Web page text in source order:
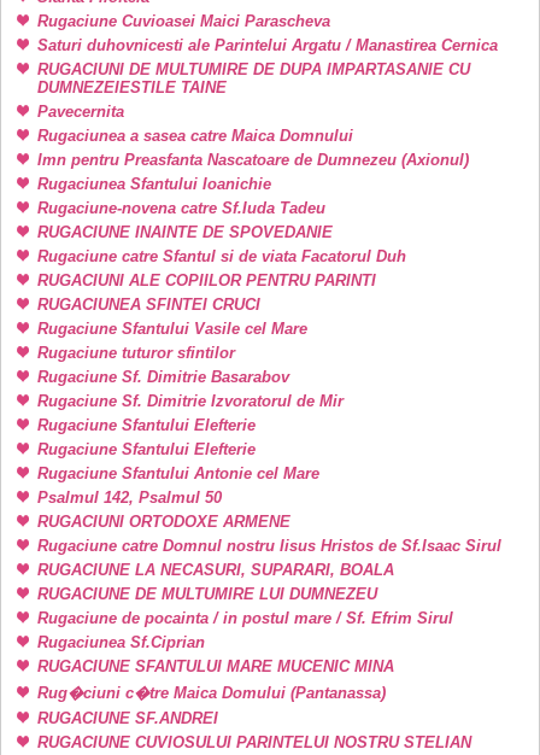
Rugaciune Cuvioasei Maici Parascheva
Saturi duhovnicesti ale Parintelui Argatu / Manastirea Cernica
RUGACIUNI DE MULTUMIRE DE DUPA IMPARTASANIE CU
DUMNEZEIESTILE TAINE
Pavecernita
Rugaciunea a sasea catre Maica Domnului
Imn pentru Preasfanta Nascatoare de Dumnezeu (Axionul)
Rugaciunea Sfantului Ioanichie
Rugaciune-novena catre Sf.Iuda Tadeu
RUGACIUNE INAINTE DE SPOVEDANIE
Rugaciune catre Sfantul si de viata Facatorul Duh
RUGACIUNI ALE COPIILOR PENTRU PARINTI
RUGACIUNEA SFINTEI CRUCI
Rugaciune Sfantului Vasile cel Mare
Rugaciune tuturor sfintilor
Rugaciune Sf. Dimitrie Basarabov
Rugaciune Sf. Dimitrie Izvoratorul de Mir
Rugaciune Sfantului Elefterie
Rugaciune Sfantului Elefterie
Rugaciune Sfantului Antonie cel Mare
Psalmul 142, Psalmul 50
RUGACIUNI ORTODOXE ARMENE
Rugaciune catre Domnul nostru Iisus Hristos de Sf.Isaac Sirul
RUGACIUNE LA NECASURI, SUPARARI, BOALA
RUGACIUNE DE MULTUMIRE LUI DUMNEZEU
Rugaciune de pocainta / in postul mare / Sf. Efrim Sirul
Rugaciunea Sf.Ciprian
RUGACIUNE SFANTULUI MARE MUCENIC MINA
Rug�ciuni c�tre Maica Domului (Pantanassa)
RUGACIUNE SF.ANDREI
RUGACIUNE CUVIOSULUI PARINTELUI NOSTRU STELIAN